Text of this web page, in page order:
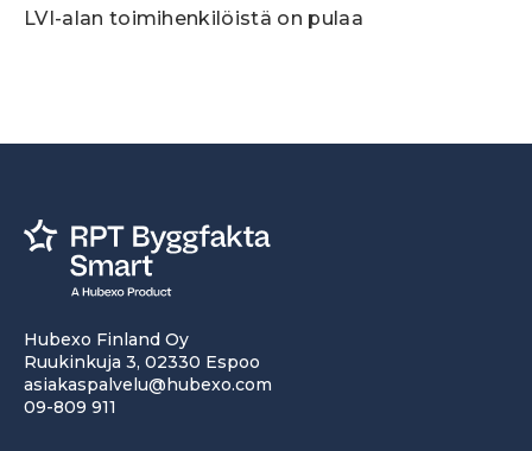
LVI-alan toimihenkilöistä on pulaa
Hubexo Finland Oy
Ruukinkuja 3, 02330 Espoo
asiakaspalvelu@hubexo.com
09-809 911